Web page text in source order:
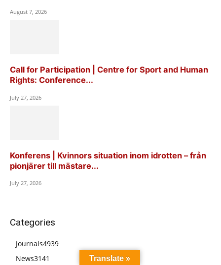
August 7, 2026
Call for Participation | Centre for Sport and Human
Rights: Conference...
July 27, 2026
Konferens | Kvinnors situation inom idrotten – från
pionjärer till mästare...
July 27, 2026
Categories
Journals4939
News3141 Translate »